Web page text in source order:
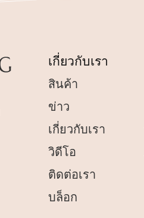
เกี่ยวกับเรา
สินค้า
ข่าว
เกี่ยวกับเรา
วิดีโอ
ติดต่อเรา
บล็อก